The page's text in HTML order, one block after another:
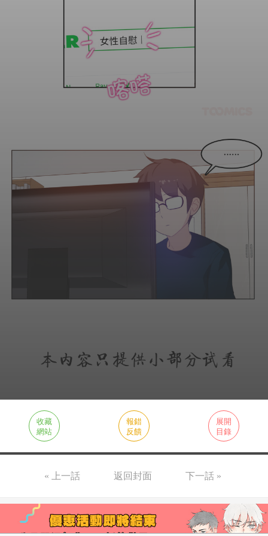
收藏
網站
報錯
反饋
展開
目錄
« 上一話 返回封面 下一話 »